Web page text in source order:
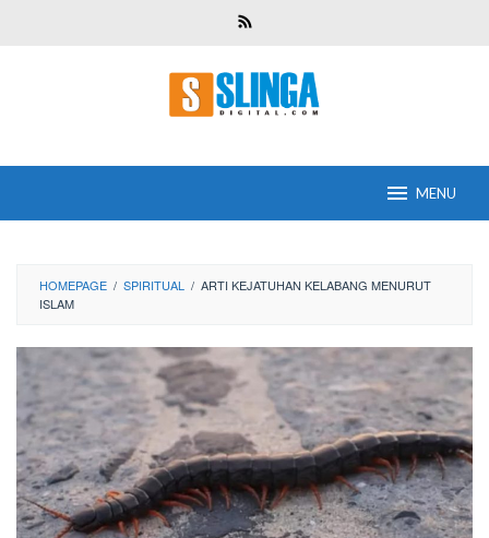
MENU
HOMEPAGE / SPIRITUAL / ARTI KEJATUHAN KELABANG MENURUT
ISLAM